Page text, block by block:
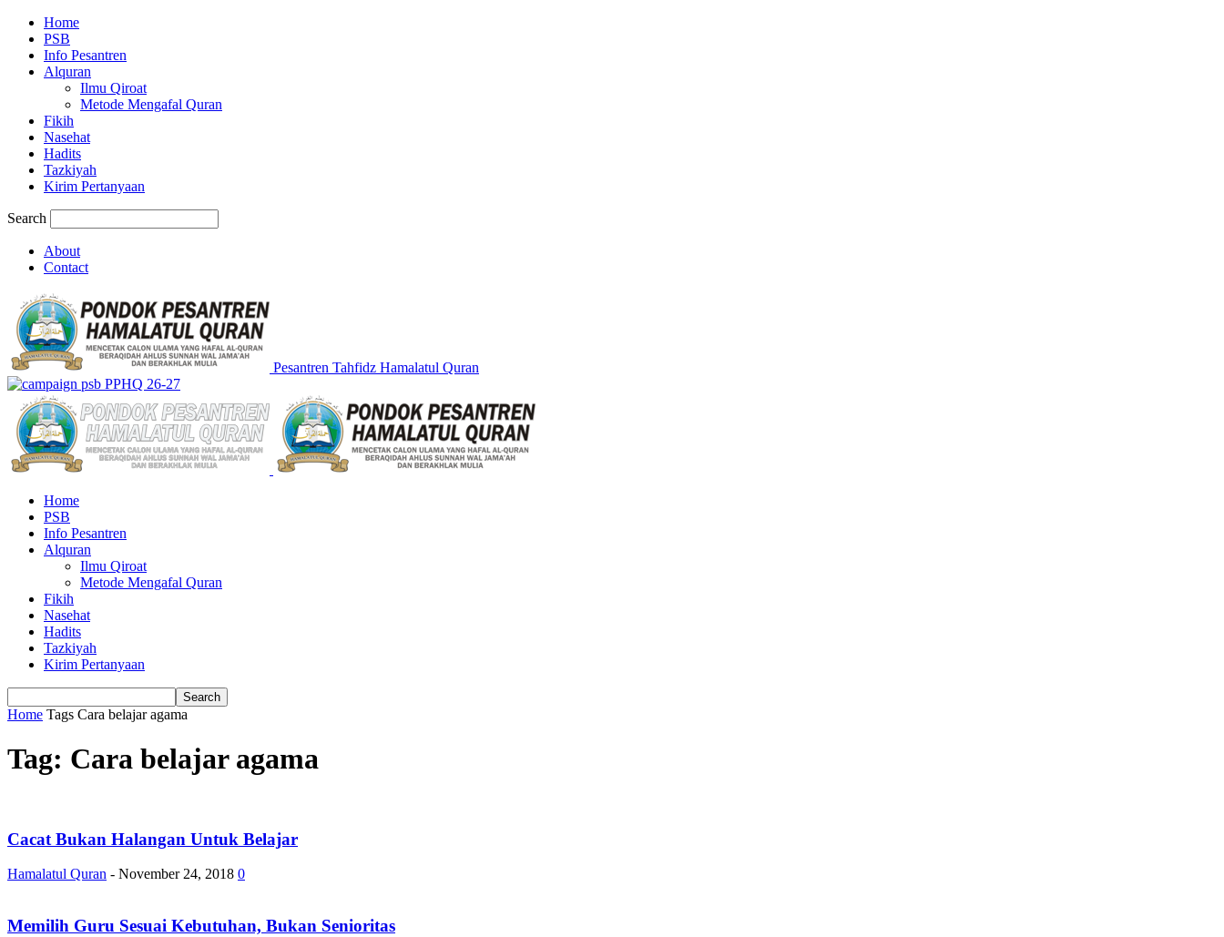
Home
PSB
Info Pesantren
Alquran
Ilmu Qiroat
Metode Mengafal Quran
Fikih
Nasehat
Hadits
Tazkiyah
Kirim Pertanyaan
Search
About
Contact
Pesantren Tahfidz Hamalatul Quran
Home
PSB
Info Pesantren
Alquran
Ilmu Qiroat
Metode Mengafal Quran
Fikih
Nasehat
Hadits
Tazkiyah
Kirim Pertanyaan
Home Tags Cara belajar agama
Tag: Cara belajar agama
Cacat Bukan Halangan Untuk Belajar
Hamalatul Quran - November 24, 2018 0
Memilih Guru Sesuai Kebutuhan, Bukan Senioritas